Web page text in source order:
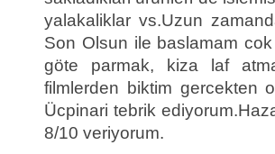
yalakaliklar vs.Uzun
Son Olsun ile baslamam
göte parmak, kiza laf
filmlerden biktim gercekten
Ücpinari tebrik
8/10 veriyorum.